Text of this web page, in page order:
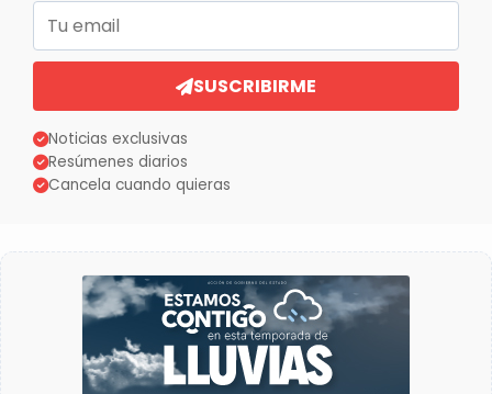
Correo electrónico
SUSCRIBIRME
Noticias exclusivas
Resúmenes diarios
Cancela cuando quieras